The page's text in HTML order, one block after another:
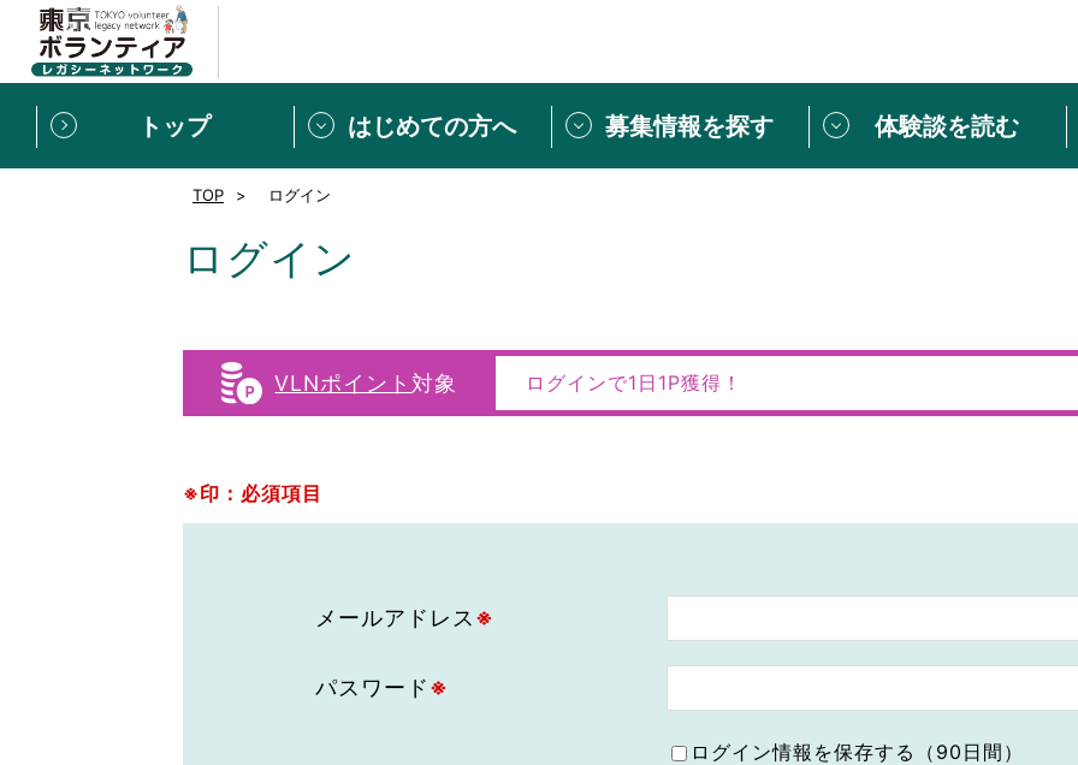
トップ はじめての方へ
新規登録
東京ボランティアレガシーネットワークとは
もっと知りたい！VLNでできること
ボランティア
ボランティアで
VLNポイントとは 中高生が参加
募集情報を探す 体験談を読む
スペシャルイン
ボランティアは
シティキャスト
おもてなし語学ボランティア
TOP ログイン
ログイン
VLNポイント 対象 ログインで1日1P獲得！
※印：必須項目
メールアドレス ※
パスワード※
ログイン情報を保存する（90日間）